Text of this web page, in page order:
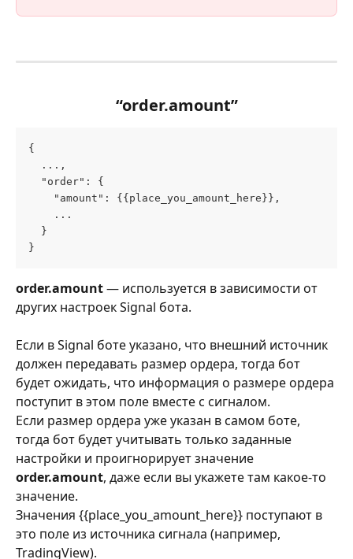
“order.amount”
{
  ...,
  "order": {
    "amount": {{place_you_amount_here}},
    ...
  }
}
order.amount — используется в зависимости от
других настроек Signal бота.
Если в Signal боте указано, что внешний источник
должен передавать размер ордера, тогда бот
будет ожидать, что информация о размере ордера
поступит в этом поле вместе с сигналом.
Если размер ордера уже указан в самом боте,
тогда бот будет учитывать только заданные
настройки и проигнорирует значение
order.amount, даже если вы укажете там какое-то
значение.
Значения {{place_you_amount_here}} поступают в
это поле из источника сигнала (например,
TradingView).